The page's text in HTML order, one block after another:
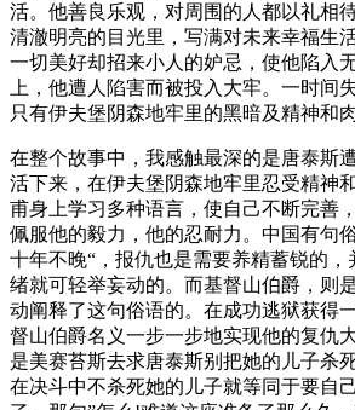
活。他善良乐观，对周围的人都以礼相
清澈明亮的目光里，写满对未来幸福生
一切美好却招来小人的妒忌，使他陷入
上，他遭人陷害而被投入大牢。一时间
只有伊夫堡阴森地牢里的黑暗及精神和
在整个故事中，我感触最深的是唐泰斯
活下来，在伊夫堡阴森地牢里忍受精神
甫身上学习多种语言，使自己不断完善
佩服他的毅力，他的忍耐力。中国有句
十年不晚“，报仇也是需要养精蓄锐的
绪就可轻举妄动的。而基督山伯爵，则
动阐释了这句俗语的。在成功逃狱获得
督山伯爵名义一步一步地实现他的复仇
是美赛苔斯去求唐泰斯别把她的儿子杀
在决斗中不杀死她的儿子就等同于要自